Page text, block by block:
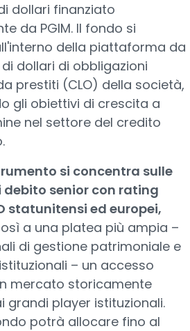
dollari finanziato
da PGIM. Il fondo si
della piattaforma da
dollari di obbligazioni
prestiti (CLO) della società,
gli obiettivi di crescita a
nel settore del credito
si concentra sulle
debito senior con rating
statunitensi ed europei,
a una platea più ampia –
di gestione patrimoniale e
– un accesso
mercato storicamente
grandi player istituzionali.
potrà allocare fino al